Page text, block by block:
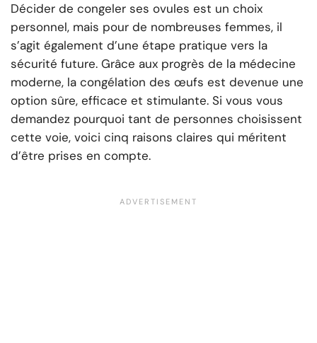
Décider de congeler ses ovules est un choix
personnel, mais pour de nombreuses femmes, il
s’agit également d’une étape pratique vers la
sécurité future. Grâce aux progrès de la médecine
moderne, la congélation des œufs est devenue une
option sûre, efficace et stimulante. Si vous vous
demandez pourquoi tant de personnes choisissent
cette voie, voici cinq raisons claires qui méritent
d’être prises en compte.